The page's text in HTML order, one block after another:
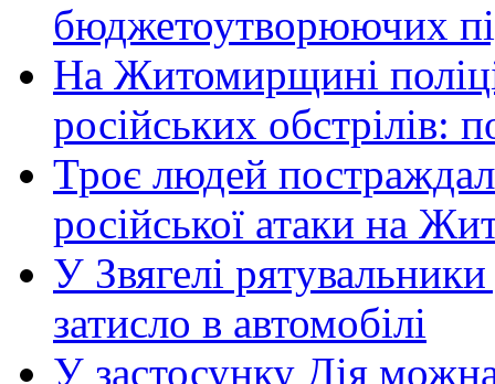
бюджетоутворюючих
На Житомирщині
російських обстрілів:
Троє людей
російської атаки на
У Звягелі
затисло в автомобілі
У застосунку Дія